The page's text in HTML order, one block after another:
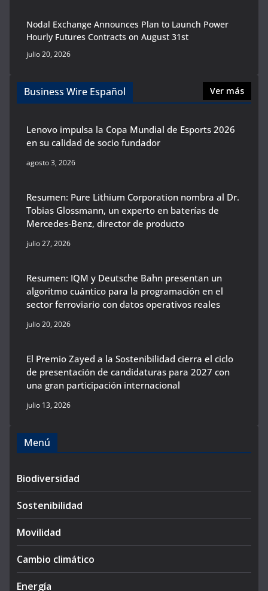
Nodal Exchange Announces Plan to Launch Power
Hourly Futures Contracts on August 31st
julio 20, 2026
Business Wire Español Ver más
Lenovo impulsa la Copa Mundial de Esports 2026
en su calidad de socio fundador
agosto 3, 2026
Resumen: Pure Lithium Corporation nombra al Dr.
Tobias Glossmann, un experto en baterías de
Mercedes-Benz, director de producto
julio 27, 2026
Resumen: IQM y Deutsche Bahn presentan un
algoritmo cuántico para la programación en el
sector ferroviario con datos operativos reales
julio 20, 2026
El Premio Zayed a la Sostenibilidad cierra el ciclo
de presentación de candidaturas para 2027 con
una gran participación internacional
julio 13, 2026
Menú
Biodiversidad
Sostenibilidad
Movilidad
Cambio climático
Energía